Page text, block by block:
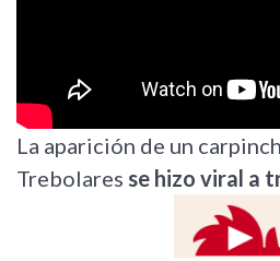
La aparición de un
Trebolares se hizo viral a